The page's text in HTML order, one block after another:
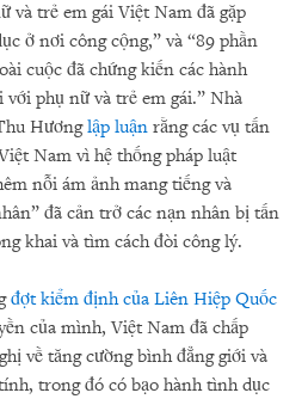
và trẻ em gái Việt Nam đã gặp
ở nơi công cộng,” và “89 phần
cuộc đã chứng kiến các hành
phụ nữ và trẻ em gái.” Nhà
Hươnglập luận rằng các vụ tấn
Nam vì hệ thống pháp luật
nỗi ám ảnh mang tiếng và
đã cản trở các nạn nhân bị tấn
khai và tìm cách đòi công lý.
đợt kiểm định của Liên Hiệp Quốc
của mình, Việt Nam đã chấp
về tăng cường bình đẳng giới và
trong đó có bạo hành tình dục